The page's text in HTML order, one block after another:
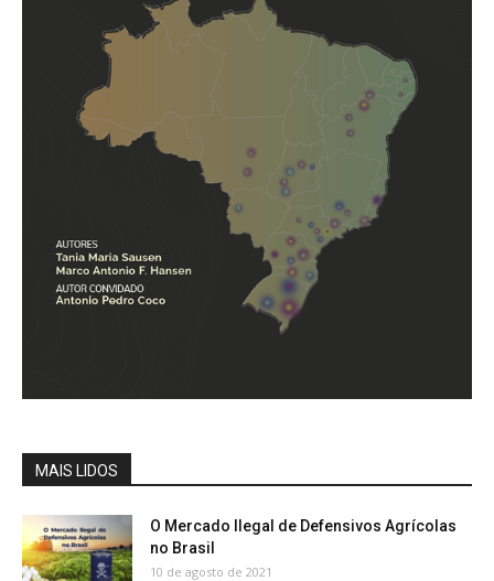
MAIS LIDOS
O Mercado Ilegal de Defensivos Agrícolas
no Brasil
10 de agosto de 2021